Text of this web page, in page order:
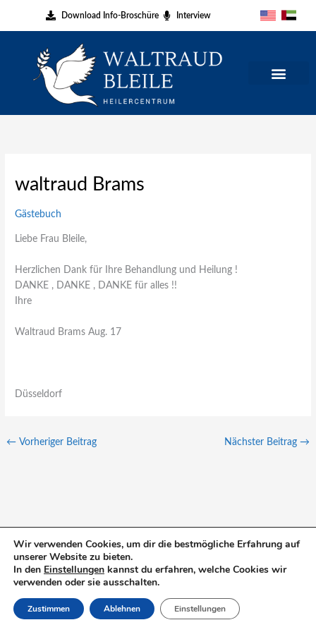
Download Info-Broschüre Interview
waltraud Brams
Gästebuch
Liebe Frau Bleile,
Herzlichen Dank für Ihre Behandlung und Heilung !
DANKE , DANKE , DANKE für alles !!
Ihre
Waltraud Brams Aug. 17
Düsseldorf
← Vorheriger Beitrag Nächster Beitrag →
S
u
h
Wir verwenden Cookies, um dir die bestmögliche Erfahrung auf
unserer Website zu bieten.
In den Einstellungen kannst du erfahren, welche Cookies wir
verwenden oder sie ausschalten.
Zustimmen Ablehnen Einstellungen